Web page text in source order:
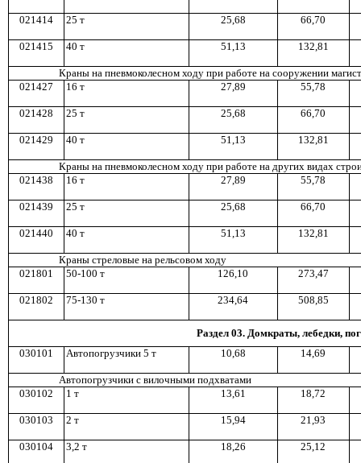
02141 4 25 т 25,68 66,70
021 415 40 т 51,1 3 132,81
Краны на пневмоколесном ходупри работе на сооружении
021427
1 6 т 27,89 55,78
021 428 25 т 25,68 66,70
021429 40 т 51,1 3 132,81
Краны на пневмоколесном ходу при работе на других видах
021438
1 6 т 27,89 55,78
021439 25 т 25,68 66,70
021 440 40 т 51,1 3 132,81
Краны стреловые на рельсовом ходу
021 801 50-100 т 126,10 273,47
021802 75-1 30 т 234,64 508,85
Раздел 03. Домкраты, лебедки,
030101
Автопогрузчики 5 т 10,68 14,69
Автопогрузчики с вилочными подхватами
030102
1 т 1 3,61 18,72
030103 2 т 1 5,94 21,93
030104 3,2 т 1 8,26 25,12